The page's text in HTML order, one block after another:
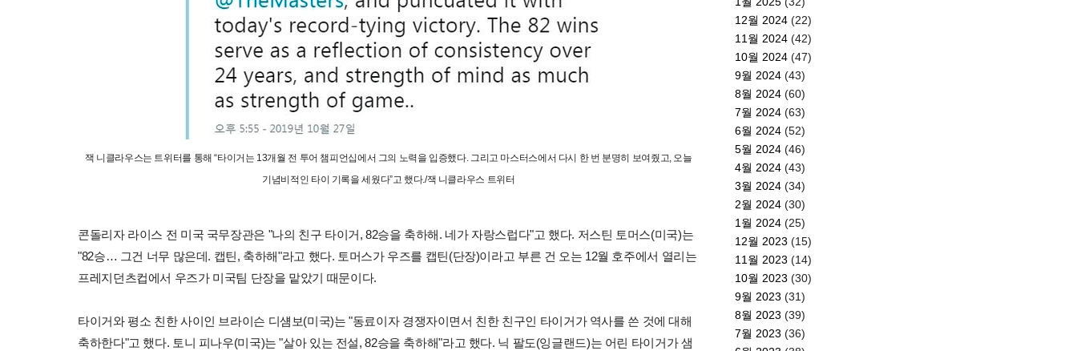
잭 니클라우스는 트위터를 통해 “타이거는 13개월 전 투어 챔피언십에서 그의 노력을 입증했다. 그리고 마스터스에서 다시 한 번 분명히 보여줬고, 오늘
기념비적인 타이 기록을 세웠다”고 했다./잭 니클라우스 트위터
콘돌리자 라이스 전 미국 국무장관은 "나의 친구 타이거, 82승을 축하해. 네가 자랑스럽다"고 했다. 저스틴 토머스(미국)는
"82승… 그건 너무 많은데. 캡틴, 축하해"라고 했다. 토머스가 우즈를 캡틴(단장)이라고 부른 건 오는 12월 호주에서 열리는
프레지던츠컵에서 우즈가 미국팀 단장을 맡았기 때문이다.
타이거와 평소 친한 사이인 브라이슨 디섐보(미국)는 "동료이자 경쟁자이면서 친한 친구인 타이거가 역사를 쓴 것에 대해
축하한다"고 했다. 토니 피나우(미국)는 "살아 있는 전설, 82승을 축하해"라고 했다. 닉 팔도(잉글랜드)는 어린 타이거가 샘
12월 2024 (22)
11월 2024 (42)
10월 2024 (47)
9월 2024 (43)
8월 2024 (60)
7월 2024 (63)
6월 2024 (52)
5월 2024 (46)
4월 2024 (43)
3월 2024 (34)
2월 2024 (30)
1월 2024 (25)
12월 2023 (15)
11월 2023 (14)
10월 2023 (30)
9월 2023 (31)
8월 2023 (39)
7월 2023 (36)